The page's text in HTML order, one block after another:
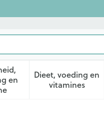
ensubmenu voor
Dieet, voeding en
vitamines
Toon